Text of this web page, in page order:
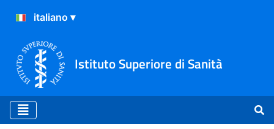
Istituto Superiore di Sanità